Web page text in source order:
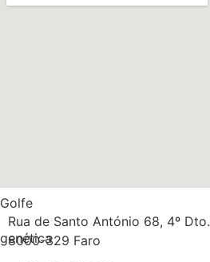
Golfe
genética
Rua de Santo António 68, 4º Dto.
8000-329 Faro